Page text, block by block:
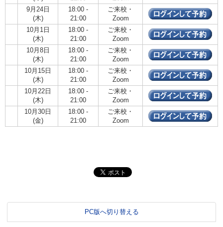
9月24日
(木)
18:00 -
21:00
ご来校・
Zoom
10月1日
(木)
18:00 -
21:00
ご来校・
Zoom
10月8日
(木)
18:00 -
21:00
ご来校・
Zoom
10月15日
(木)
18:00 -
21:00
ご来校・
Zoom
10月22日
(木)
18:00 -
21:00
ご来校・
Zoom
10月30日
(金)
18:00 -
21:00
ご来校・
Zoom
PC版へ切り替える